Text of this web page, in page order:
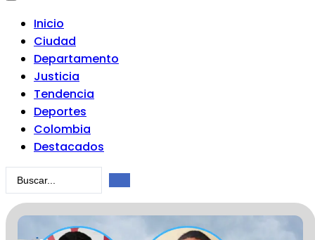
Inicio
Ciudad
Departamento
Justicia
Tendencia
Deportes
Colombia
Destacados
Search